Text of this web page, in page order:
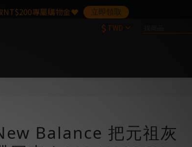
$ TWD
Balance 把元祖灰
NT$200專屬購物金❤️ 立即領取